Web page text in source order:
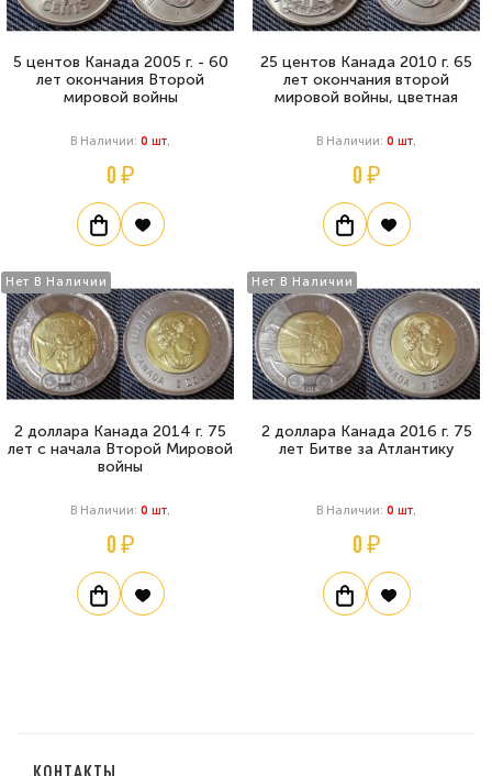
5 центов Канада 2005 г. - 60
лет окончания Второй
мировой войны
В Наличии: 0 Шт.
0 ₽
25 центов Канада 2010 г. 65
лет окончания второй
мировой войны, цветная
В Наличии: 0 Шт.
0 ₽
Нет В Наличии
2 доллара Канада 2014 г. 75
лет с начала Второй Мировой
войны
В Наличии: 0 Шт.
0 ₽
Нет В Наличии
2 доллара Канада 2016 г. 75
лет Битве за Атлантику
В Наличии: 0 Шт.
0 ₽
КОНТАКТЫ